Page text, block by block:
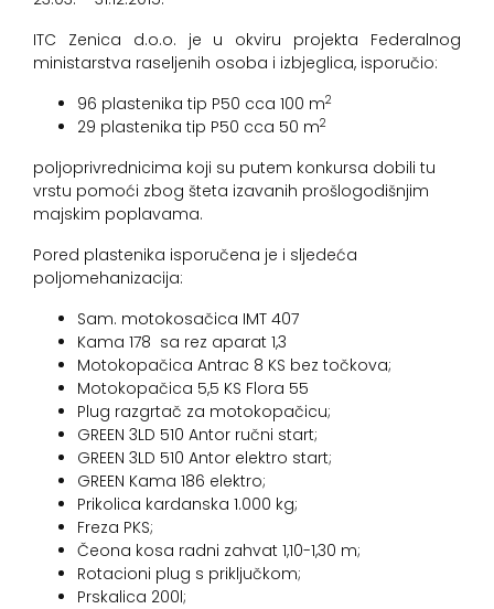
ITC Zenica d.o.o. je u okviru projekta Federalnog
ministarstva raseljenih osoba i izbjeglica, isporučio:
96 plastenika tip P50 cca 100 m2
29 plastenika tip P50 cca 50 m2
poljoprivrednicima koji su putem konkursa dobili tu
vrstu pomoći zbog šteta izavanih prošlogodišnjim
majskim poplavama.
Pored plastenika isporučena je i sljedeća
poljomehanizacija:
Sam. motokosačica IMT 407
Kama 178 sa rez aparat 1,3
Motokopačica Antrac 8 KS bez točkova;
Motokopačica 5,5 KS Flora 55
Plug razgrtač za motokopačicu;
GREEN 3LD 510 Antor ručni start;
GREEN 3LD 510 Antor elektro start;
GREEN Kama 186 elektro;
Prikolica kardanska 1.000 kg;
Freza PKS;
Čeona kosa radni zahvat 1,10-1,30 m;
Rotacioni plug s priključkom;
Prskalica 200l;